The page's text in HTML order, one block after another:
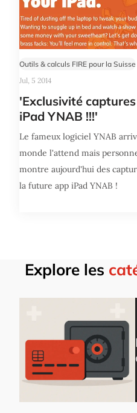
Outils & calculs FIRE pour la Suisse
Jul, 5 2014
'Exclusivité
iPad YNAB !!!'
Le fameux logiciel YNAB
monde l'attend mais
montre aujourd'hui des
la future app iPad YNAB !
Explore les